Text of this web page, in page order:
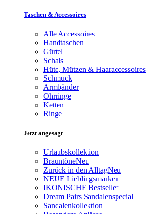
Taschen & Accessoires
Alle Accessoires
Handtaschen
Gürtel
Schals
Hüte, Mützen & Haaraccessoires
Schmuck
Armbänder
Ohrringe
Ketten
Ringe
Jetzt angesagt
Urlaubskollektion
BrauntöneNeu
Zurück in den AlltagNeu
NEUE Lieblingsmarken
IKONISCHE Bestseller
Dream Pairs Sandalenspecial
Sandalenkollektion